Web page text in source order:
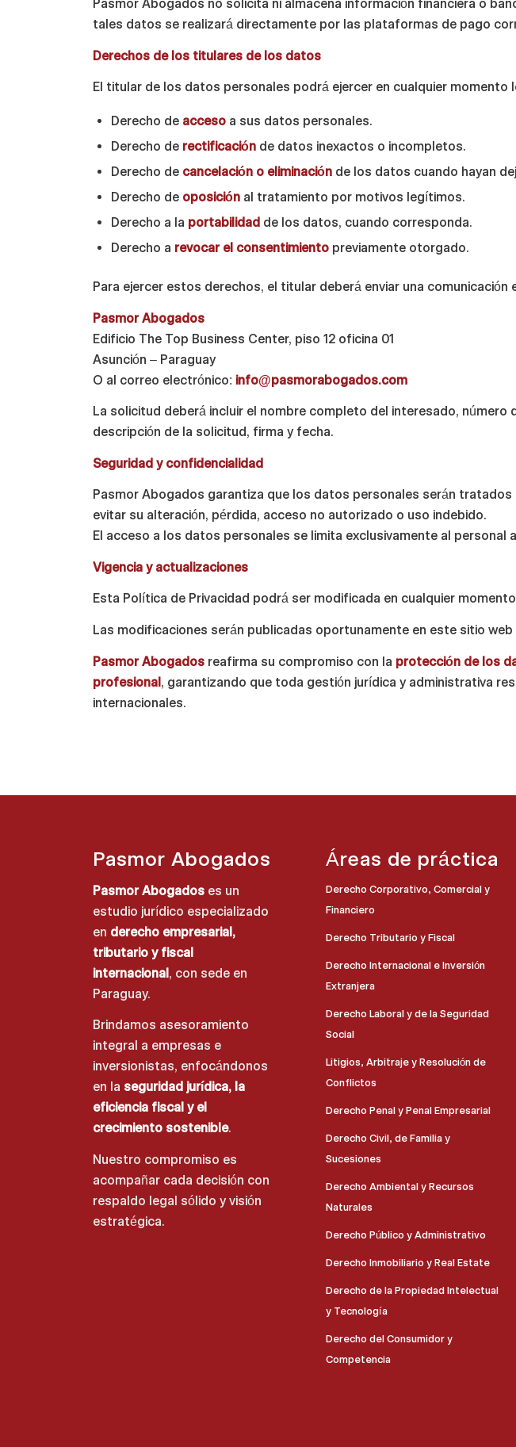
Pasmor Abogados no solicita ni almacena información financiera o
tales datos se realizará directamente por las plataformas de pago
Derechos de los titulares de los datos
El titular de los datos personales podrá ejercer en cualquier momento
Derecho de acceso a sus datos personales.
Derecho de rectificación de datos inexactos o incompletos.
Derecho de cancelación o eliminación de los datos cuando hayan
Derecho de oposición al tratamiento por motivos legítimos.
Derecho a la portabilidad de los datos, cuando corresponda.
Derecho a revocar el consentimiento previamente otorgado.
Para ejercer estos derechos, el titular deberá enviar una comunicación
Pasmor Abogados
Edificio The Top Business Center, piso 12 oficina 01
Asunción – Paraguay
O al correo electrónico: info@pasmorabogados.com
La solicitud deberá incluir el nombre completo del interesado,
descripción de la solicitud, firma y fecha.
Seguridad y confidencialidad
Pasmor Abogados garantiza que los datos personales serán
evitar su alteración, pérdida, acceso no autorizado o uso indebido.
El acceso a los datos personales se limita exclusivamente al
Vigencia y actualizaciones
Esta Política de Privacidad podrá ser modificada en cualquier
Las modificaciones serán publicadas oportunamente en este sitio
Pasmor Abogados reafirma su compromiso con la protección de los
profesional, garantizando que toda gestión jurídica y administrativa
internacionales.
Pasmor Abogados
Pasmor Abogados es un
estudio jurídico especializado
en derecho empresarial,
tributario y fiscal
internacional, con sede en
Paraguay.
Brindamos asesoramiento
integral a empresas e
inversionistas, enfocándonos
en la seguridad jurídica, la
eficiencia fiscal y el
crecimiento sostenible.
Nuestro compromiso es
acompañar cada decisión con
respaldo legal sólido y visión
estratégica.
Áreas de práctica
Derecho Corporativo, Comercial y
Financiero
Derecho Tributario y Fiscal
Derecho Internacional e Inversión
Extranjera
Derecho Laboral y de la Seguridad
Social
Litigios, Arbitraje y Resolución de
Conflictos
Derecho Penal y Penal Empresarial
Derecho Civil, de Familia y
Sucesiones
Derecho Ambiental y Recursos
Naturales
Derecho Público y Administrativo
Derecho Inmobiliario y Real Estate
Derecho de la Propiedad Intelectual
y Tecnología
Derecho del Consumidor y
Competencia